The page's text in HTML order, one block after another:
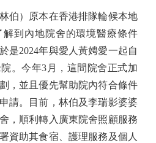
）原本在香港排隊輪候本地
到內地院舍的環境醫療條件
是2024年與愛人黃娉愛一起自
。今年3月，這間院舍正式加
，並且優先幫助院內符合條件
請。目前，林伯及李瑞影婆婆
，順利轉入廣東院舍照顧服務
資助其食宿、護理服務及個人